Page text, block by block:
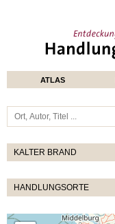
ATLAS
KALTER BRAND
HANDLUNGSORTE